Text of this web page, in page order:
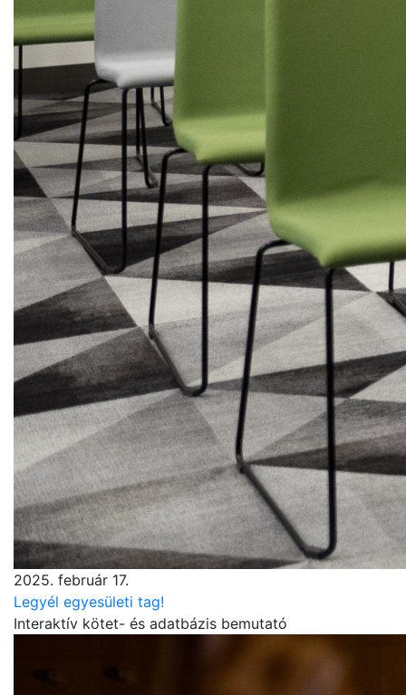
2025. február 17.
Legyél egyesületi tag!
Interaktív kötet- és adatbázis bemutató